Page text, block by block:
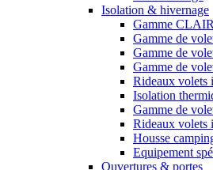
Isolation & hivernage
Gamme
Gamme de
Gamme de
Gamme de
Rideaux volets
Isolation
Gamme de
Rideaux volets
Housse
Equipement
Ouvertures & portes